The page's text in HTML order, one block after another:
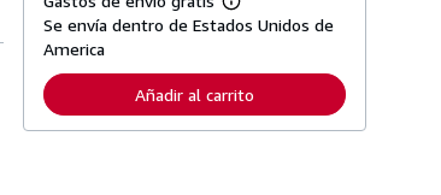
b
e
l
a
M
á
f
o
r
Se envía dentro de Estados Unidos de
America
Añadir al carrito